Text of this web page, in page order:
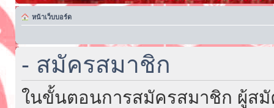
หน้าเว็บบอร์ด
- สมัครสมาชิก
ในขั้นตอนการสมัครสมาชิก ผู้ส